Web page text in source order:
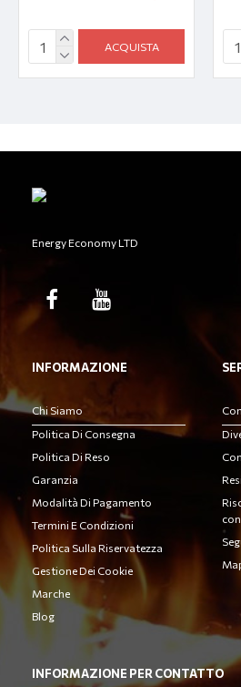
ACQUISTA
Energy Economy LTD
INFORMAZIONE
Chi Siamo
Politica Di Consegna
Politica Di Reso
Garanzia
Modalità Di Pagamento
Termini E Condizioni
Politica Sulla Riservatezza
Gestione Dei Cookie
Marche
Blog
INFORMAZIONE PER CONTATTO